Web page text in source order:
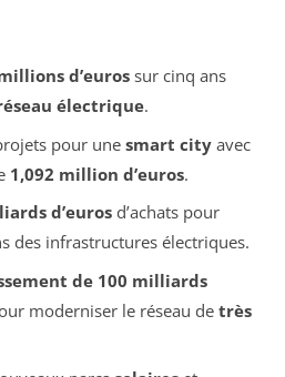
d’eurossur cinq ans
électrique.
pour une smart cityavec
1,092 million d’euros.
d’eurosd’achats pour
des infrastructures électriques.
de 100 milliards
moderniser le réseau de très